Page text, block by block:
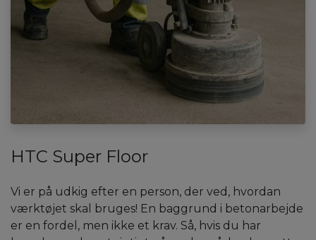
HTC Super Floor
Vi er på udkig efter en person, der ved, hvordan
værktøjet skal bruges! En baggrund i betonarbejde
er en fordel, men ikke et krav. Så, hvis du har